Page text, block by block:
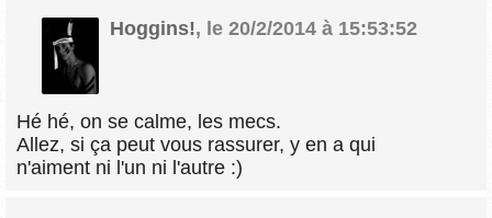
Hoggins!, le 20/2/2014 à 15:53:52
Hé hé, on se calme, les mecs.
Allez, si ça peut vous rassurer, y en a qui
n'aiment ni l'un ni l'autre :)